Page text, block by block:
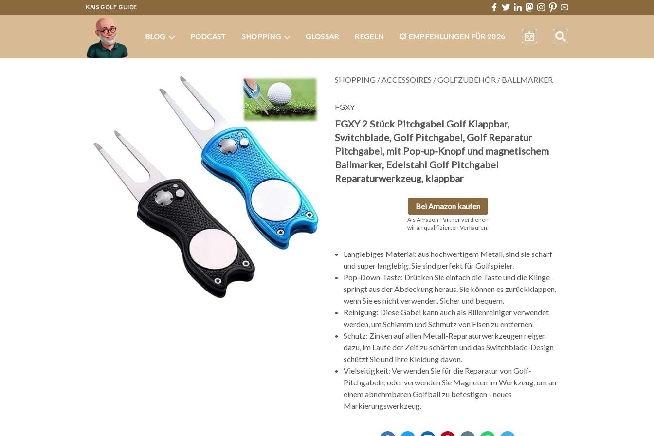
KAIS GOLF GUIDE
BLOG PODCAST SHOPPING GLOSSAR REGELN 💥 EMPFEHLUNGEN FÜR 2026
SHOPPING /ACCESSOIRES /GOLFZUBEHÖR / BALLMARKER
FGXY
FGXY 2 Stück Pitchgabel Golf Klappbar,
Switchblade, Golf Pitchgabel, Golf Reparatur
Pitchgabel, mit Pop-up-Knopf und magnetischem
Ballmarker, Edelstahl Golf Pitchgabel
Reparaturwerkzeug, klappbar
Bei Amazon kaufen
Als Amazon-Partner verdienen
wir an qualifizierten Verkäufen.
Langlebiges Material: aus hochwertigem Metall, sind sie scharf
und super langlebig. Sie sind perfekt für Golfspieler.
Pop-Down-Taste: Drücken Sie einfach die Taste und die Klinge
springt aus der Abdeckung heraus. Sie können es zurückklappen,
wenn Sie es nicht verwenden. Sicher und bequem.
Reinigung: Diese Gabel kann auch als Rillenreiniger verwendet
werden, um Schlamm und Schmutz von Eisen zu entfernen.
Schutz: Zinken auf allen Metall-Reparaturwerkzeugen neigen
dazu, im Laufe der Zeit zu schärfen und das Switchblade-Design
schützt Sie und Ihre Kleidung davon.
Vielseitigkeit: Verwenden Sie für die Reparatur von Golf-
Pitchgabeln, oder verwenden Sie Magneten im Werkzeug, um an
einem abnehmbaren Golfball zu befestigen - neues
Markierungswerkzeug.